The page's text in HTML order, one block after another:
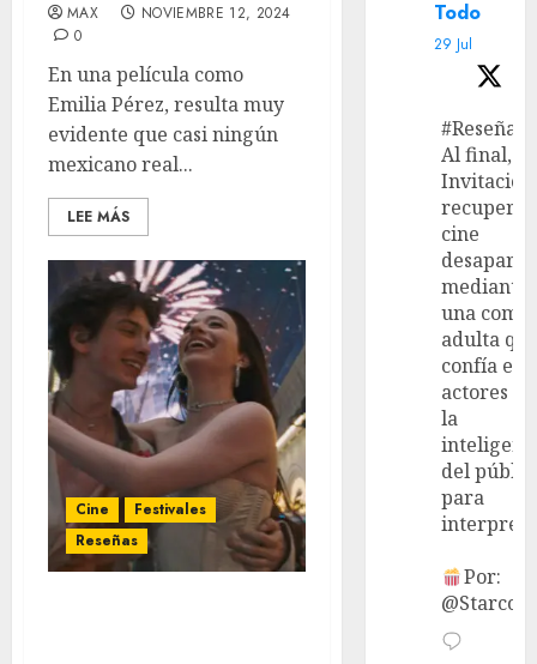
MAX
NOVIEMBRE 12, 2024
0
En una película como
Emilia Pérez, resulta muy
evidente que casi ningún
mexicano real...
LEE MÁS
Cine
Festivales
Reseñas
Todo
29 Jul
#Reseña
Al final,
recupera
cine
mediante
una
adulta
confía en
actores y
la
del
para
Por: